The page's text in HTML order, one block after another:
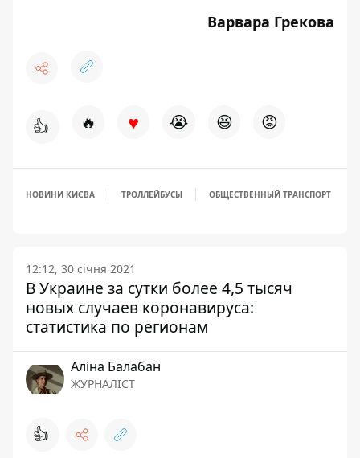
Варвара Грекова
👍 🔥 ♥ 😭 😆 😡
НОВИНИ КИЄВА ТРОЛЛЕЙБУСЫ ОБЩЕСТВЕННЫЙ ТРАНСПОРТ
12:12, 30 січня 2021
В Украине за сутки более 4,5 тысяч
новых случаев коронавируса:
статистика по регионам
Аліна Балабан
ЖУРНАЛІСТ
👍